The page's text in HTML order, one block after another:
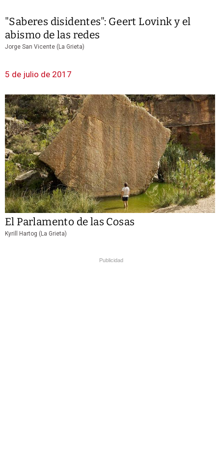
"Saberes disidentes": Geert Lovink y el
abismo de las redes
Jorge San Vicente (La Grieta)
5 de julio de 2017
El Parlamento de las Cosas
Kyrill Hartog (La Grieta)
Publicidad